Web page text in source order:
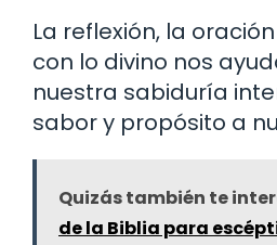
La reflexión, la
con lo divino nos
nuestra sabiduría
sabor y propósito a
Quizás también te
de la Biblia para